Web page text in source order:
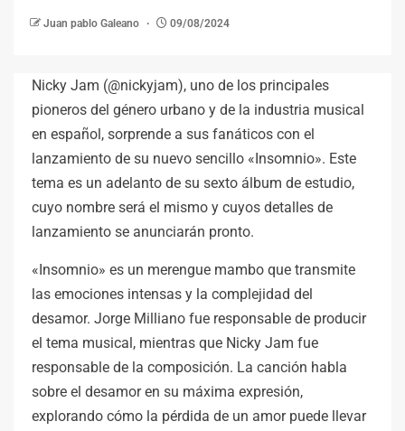
Juan pablo Galeano 09/08/2024
Nicky Jam (@nickyjam), uno de los principales
pioneros del género urbano y de la industria musical
en español, sorprende a sus fanáticos con el
lanzamiento de su nuevo sencillo «Insomnio». Este
tema es un adelanto de su sexto álbum de estudio,
cuyo nombre será el mismo y cuyos detalles de
lanzamiento se anunciarán pronto.
«Insomnio» es un merengue mambo que transmite
las emociones intensas y la complejidad del
desamor. Jorge Milliano fue responsable de producir
el tema musical, mientras que Nicky Jam fue
responsable de la composición. La canción habla
sobre el desamor en su máxima expresión,
explorando cómo la pérdida de un amor puede llevar